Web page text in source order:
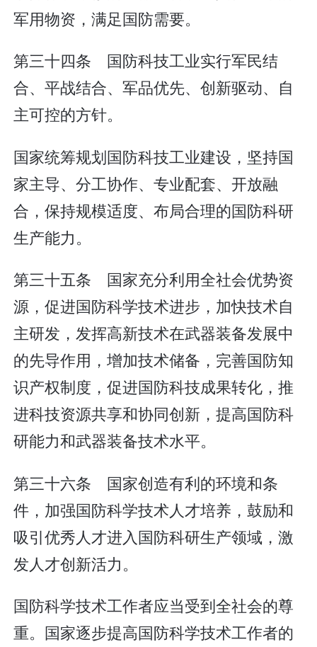
军用物资，满足国防需要。
第三十四条 国防科技工业实行军民结
合、平战结合、军品优先、创新驱动、自
主可控的方针。
国家统筹规划国防科技工业建设，坚持国
家主导、分工协作、专业配套、开放融
合，保持规模适度、布局合理的国防科研
生产能力。
第三十五条 国家充分利用全社会优势资
源，促进国防科学技术进步，加快技术自
主研发，发挥高新技术在武器装备发展中
的先导作用，增加技术储备，完善国防知
识产权制度，促进国防科技成果转化，推
进科技资源共享和协同创新，提高国防科
研能力和武器装备技术水平。
第三十六条 国家创造有利的环境和条
件，加强国防科学技术人才培养，鼓励和
吸引优秀人才进入国防科研生产领域，激
发人才创新活力。
国防科学技术工作者应当受到全社会的尊
重。国家逐步提高国防科学技术工作者的